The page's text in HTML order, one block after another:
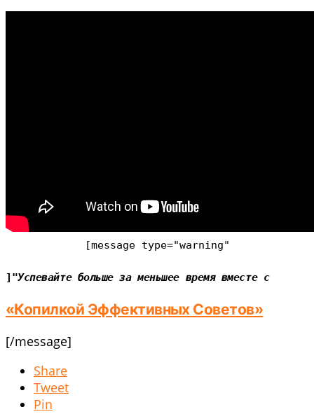
[message type="warning"
]"Успевайте больше за меньшее время вместе с
«Копилкой Эффективных Советов»
[/message]
Share
Tweet
Pin